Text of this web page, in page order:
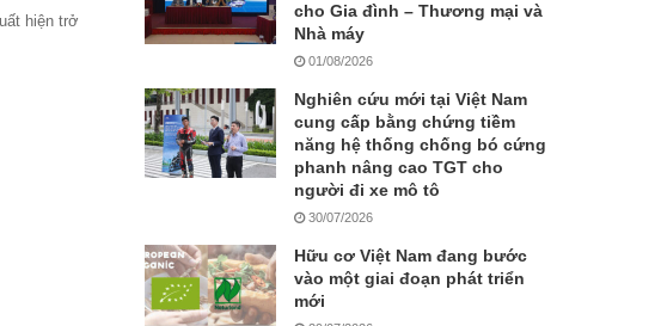
hiện trở
cho Gia đình – Thương mại và
Nhà máy
01/08/2026
Nghiên cứu mới tại Việt Nam
cung cấp bằng chứng tiềm
năng hệ thống chống bó cứng
phanh nâng cao TGT cho
người đi xe mô tô
30/07/2026
Hữu cơ Việt Nam đang bước
vào một giai đoạn phát triển
mới